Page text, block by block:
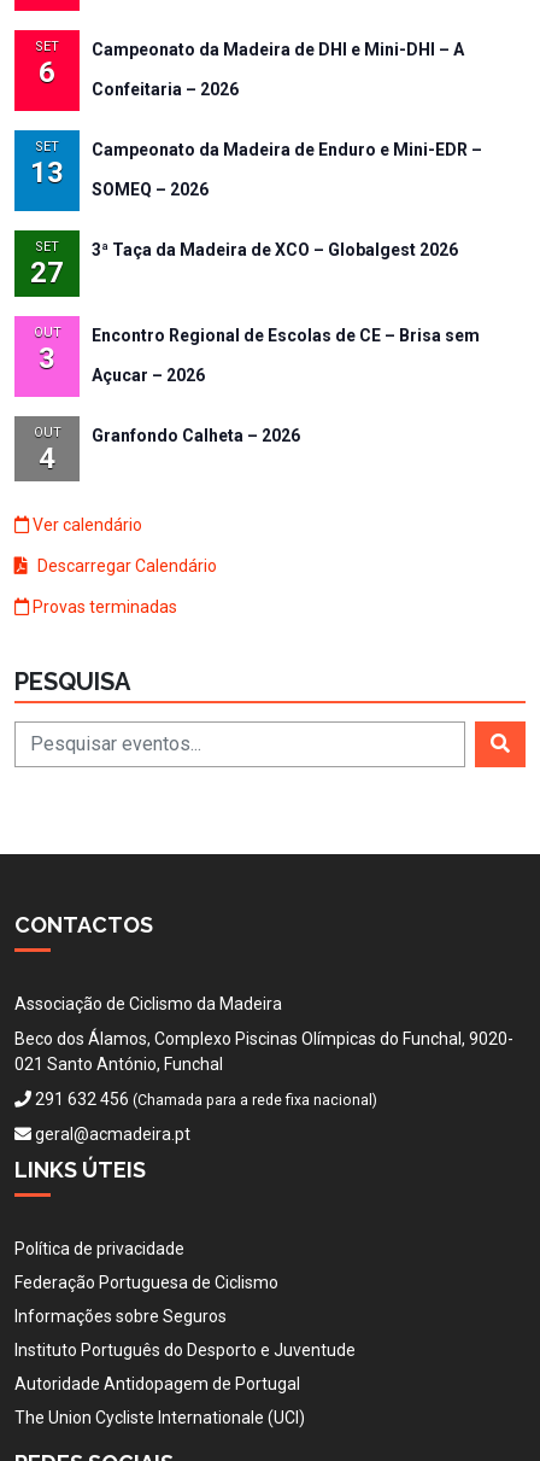
SET
6
Campeonato da Madeira de DHI e Mini-DHI – A
Confeitaria – 2026
SET
13
Campeonato da Madeira de Enduro e Mini-EDR –
SOMEQ – 2026
SET
27
3ª Taça da Madeira de XCO – Globalgest 2026
OUT
3
Encontro Regional de Escolas de CE – Brisa sem
Açucar – 2026
OUT
4
Granfondo Calheta – 2026
Ver calendário
Descarregar Calendário
Provas terminadas
PESQUISA
CONTACTOS
Associação de Ciclismo da Madeira
Beco dos Álamos, Complexo Piscinas Olímpicas do Funchal, 9020-
021 Santo António, Funchal
291 632 456 (Chamada para a rede fixa nacional)
geral@acmadeira.pt
LINKS ÚTEIS
Política de privacidade
Federação Portuguesa de Ciclismo
Informações sobre Seguros
Instituto Português do Desporto e Juventude
Autoridade Antidopagem de Portugal
The Union Cycliste Internationale (UCI)